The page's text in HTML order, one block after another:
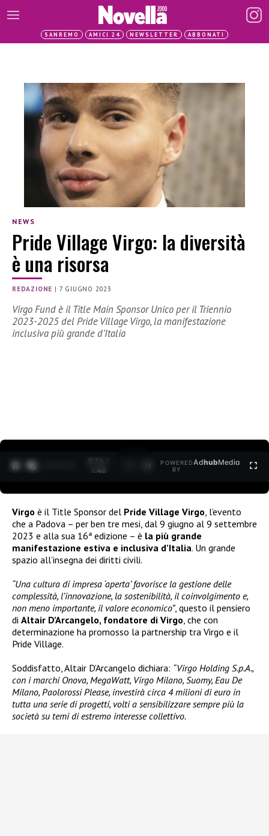
SANREMO AMICI 24 NEWSLETTER ABBONATI
NEWS
Pride Village Virgo: la diversità
è una risorsa
REDAZIONE | 7 GIUGNO 2023
Virgo Fund è il Title Main Sponsor Unico per il Triennio
2023-2025 del Pride Village Virgo, la manifestazione
inclusiva più grande d’Italia
0:15 /
1:40
POWERED
BY
AdhubMedia
Virgo è il Title Sponsor del Pride Village Virgo , l’evento
che a Padova – per ben tre mesi, dal 9 giugno al 9 settembre
2023 e alla sua 16ª edizione – è la più grande
manifestazione estiva e inclusiva d’Italia. Un grande
spazio all’insegna dei diritti civili.
“Una cultura di impresa ‘aperta’ favorisce la gestione delle
complessità, l’innovazione, la sostenibilità, il coinvolgimento e,
non meno importante, il valore economico”, questo il pensiero
di Altair D’Arcangelo, fondatore di Virgo , che con
determinazione ha promosso la partnership tra Virgo e il
Pride Village.
Soddisfatto, Altair D’Arcangelo dichiara: “Virgo Holding S.p.A.,
con i marchi Onova, MegaWatt, Virgo Milano, Suomy, Eau De
Milano, Paolorossi Please, investirà circa 4 milioni di euro in
tutta una serie di progetti, volti a sensibilizzare sempre più la
società su temi di estremo interesse collettivo.